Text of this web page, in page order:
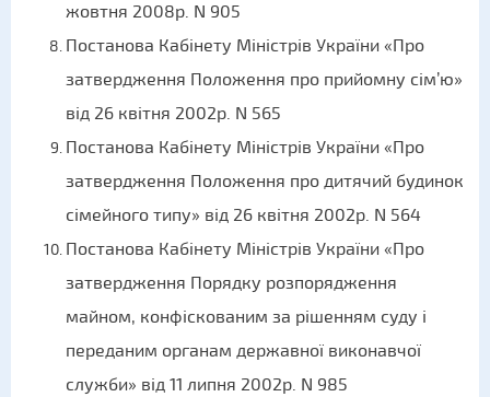
жовтня 2008р. N 905
Постанова Кабінету Міністрів України «Про
затвердження Положення про прийомну сім’ю»
від 26 квітня 2002р. N 565
Постанова Кабінету Міністрів України «Про
затвердження Положення про дитячий будинок
сімейного типу» від 26 квітня 2002р. N 564
Постанова Кабінету Міністрів України «Про
затвердження Порядку розпорядження
майном, конфіскованим за рішенням суду і
переданим органам державної виконавчої
служби» від 11 липня 2002р. N 985